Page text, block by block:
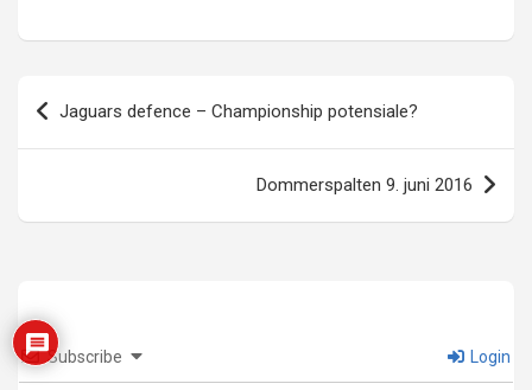
Innleggsnavigasjon
Jaguars defence – Championship potensiale?
Dommerspalten 9. juni 2016
Subscribe Login